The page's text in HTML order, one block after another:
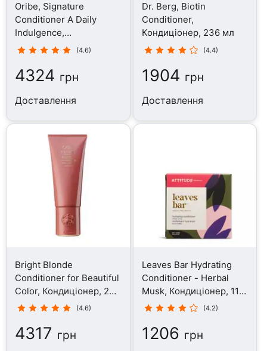
Oribe, Signature
Conditioner A Daily
Indulgence,
Кондиціонер, 200 мл
(4.6)
4324 грн
Доставлення
Dr. Berg, Biotin
Conditioner,
Кондиціонер, 236 мл
(4.4)
1904 грн
Доставлення
Bright Blonde
Conditioner for Beautiful
Color, Кондиціонер, 200
мл
(4.6)
4317 грн
Leaves Bar Hydrating
Conditioner - Herbal
Musk, Кондиціонер, 113
г
(4.2)
1206 грн